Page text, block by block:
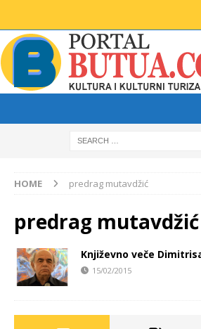
HOME predrag mutavdžić
predrag mutavdžić
Književno veče
15/02/2015